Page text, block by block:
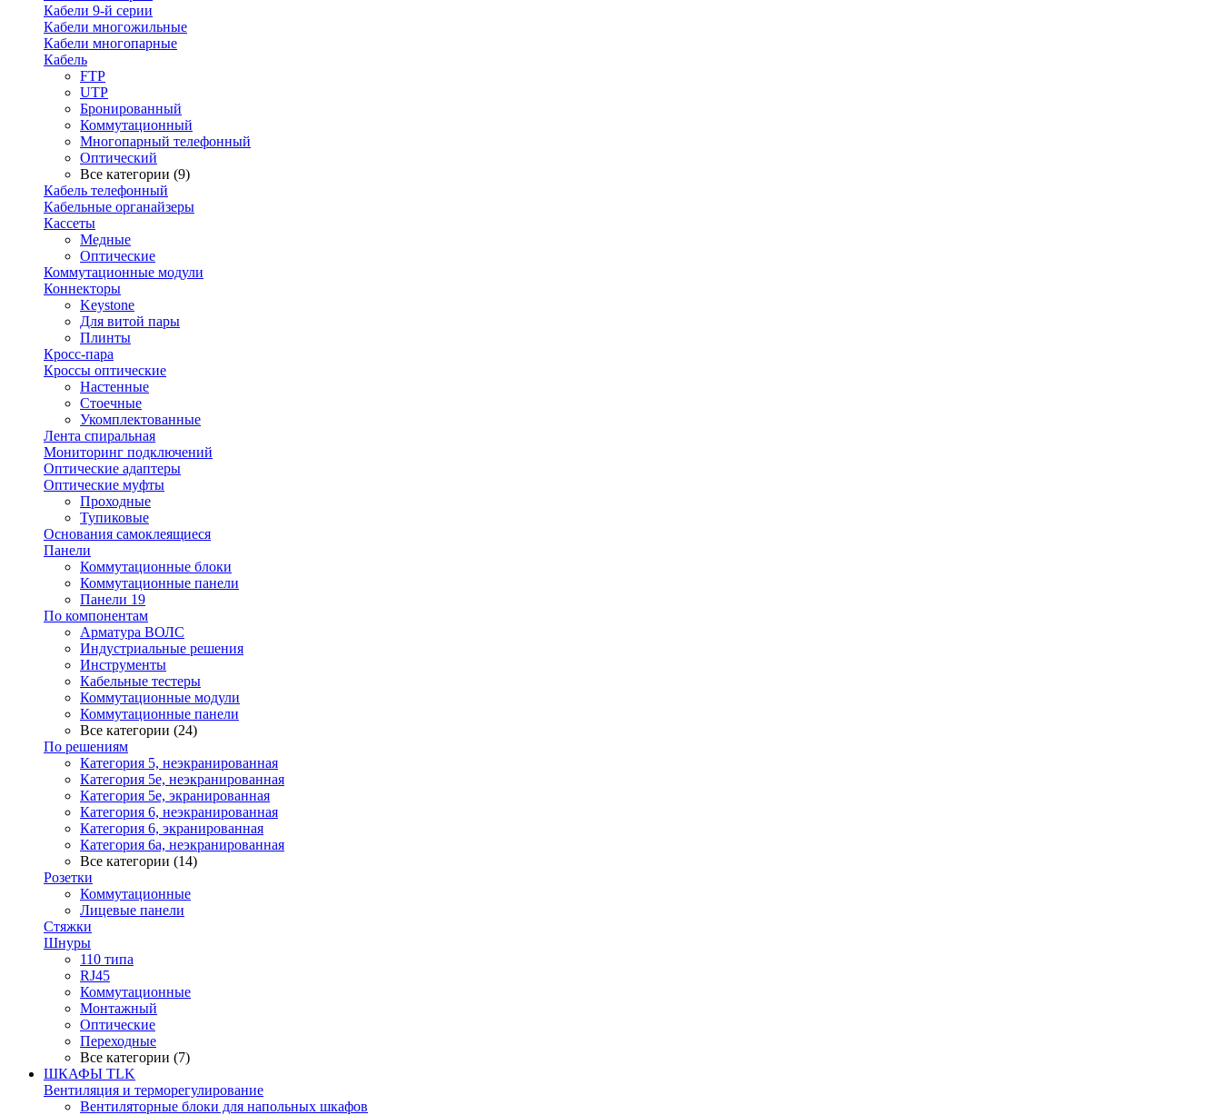
Кабели 9-й серии
Кабели многожильные
Кабели многопарные
Кабель
FTP
UTP
Бронированный
Коммутационный
Многопарный телефонный
Оптический
Все категории (9)
Кабель телефонный
Кабельные органайзеры
Кассеты
Медные
Оптические
Коммутационные модули
Коннекторы
Keystone
Для витой пары
Плинты
Кросс-пара
Кроссы оптические
Настенные
Стоечные
Укомплектованные
Лента спиральная
Мониторинг подключений
Оптические адаптеры
Оптические муфты
Проходные
Тупиковые
Основания самоклеящиеся
Панели
Коммутационные блоки
Коммутационные панели
Панели 19
По компонентам
Арматура ВОЛС
Индустриальные решения
Инструменты
Кабельные тестеры
Коммутационные модули
Коммутационные панели
Все категории (24)
По решениям
Категория 5, неэкранированная
Категория 5е, неэкранированная
Категория 5е, экранированная
Категория 6, неэкранированная
Категория 6, экранированная
Категория 6а, неэкранированная
Все категории (14)
Розетки
Коммутационные
Лицевые панели
Стяжки
Шнуры
110 типа
RJ45
Коммутационные
Монтажный
Оптические
Переходные
Все категории (7)
ШКАФЫ TLK
Вентиляция и терморегулирование
Вентиляторные блоки для напольных шкафов